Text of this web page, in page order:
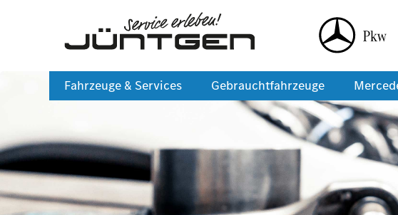
Fahrzeuge & Services Gebrauchtfahrzeuge